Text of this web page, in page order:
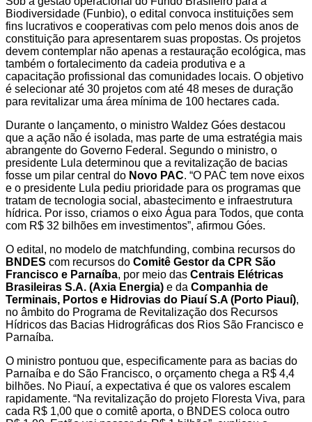
Biodiversidade (Funbio), o edital convoca instituições sem
fins lucrativos e cooperativas com pelo menos dois anos de
constituição para apresentarem suas propostas. Os projetos
devem contemplar não apenas a restauração ecológica, mas
também o fortalecimento da cadeia produtiva e a
capacitação profissional das comunidades locais. O objetivo
é selecionar até 30 projetos com até 48 meses de duração
para revitalizar uma área mínima de 100 hectares cada.
Durante o lançamento, o ministro Waldez Góes destacou
que a ação não é isolada, mas parte de uma estratégia mais
abrangente do Governo Federal. Segundo o ministro, o
presidente Lula determinou que a revitalização de bacias
fosse um pilar central do Novo PAC. “O PAC tem nove eixos
e o presidente Lula pediu prioridade para os programas que
tratam de tecnologia social, abastecimento e infraestrutura
hídrica. Por isso, criamos o eixo Água para Todos, que conta
com R$ 32 bilhões em investimentos”, afirmou Góes.
O edital, no modelo de matchfunding, combina recursos do
BNDES com recursos do Comitê Gestor da CPR São
Francisco e Parnaíba, por meio das Centrais Elétricas
Brasileiras S.A. (Axia Energia) e da Companhia de
Terminais, Portos e Hidrovias do Piauí S.A (Porto Piauí),
no âmbito do Programa de Revitalização dos Recursos
Hídricos das Bacias Hidrográficas dos Rios São Francisco e
Parnaíba.
O ministro pontuou que, especificamente para as bacias do
Parnaíba e do São Francisco, o orçamento chega a R$ 4,4
bilhões. No Piauí, a expectativa é que os valores escalem
rapidamente. “Na revitalização do projeto Floresta Viva, para
cada R$ 1,00 que o comitê aporta, o BNDES coloca outro